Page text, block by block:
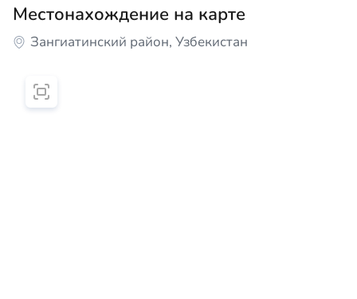
Местонахождение на карте
Зангиатинский район, Узбекистан